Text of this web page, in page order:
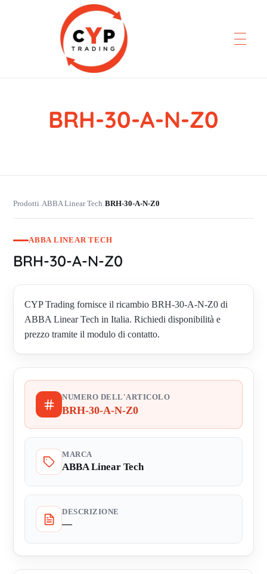
CYP Trading
Professionelle Ersatzteilbeschaffung
BRH-30-A-N-Z0
Prodotti›ABBA Linear Tech›BRH-30-A-N-Z0
ABBA LINEAR TECH
BRH-30-A-N-Z0
CYP Trading fornisce il ricambio BRH-30-A-N-Z0 di
ABBA Linear Tech in Italia. Richiedi disponibilità e
prezzo tramite il modulo di contatto.
NUMERO DELL'ARTICOLO
BRH-30-A-N-Z0
MARCA
ABBA Linear Tech
DESCRIZIONE
—